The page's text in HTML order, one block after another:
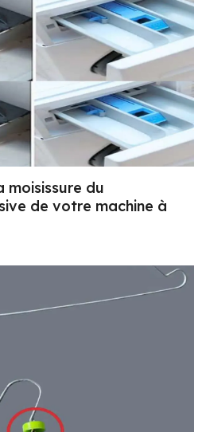
moisissure du
de votre machine à